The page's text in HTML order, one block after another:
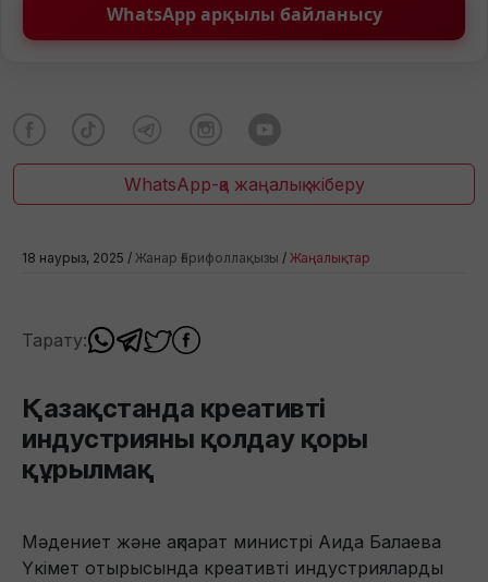
WhatsApp арқылы байланысу
WhatsApp-қа жаңалық жіберу
18 наурыз, 2025 / Жанар Ғарифоллақызы / Жаңалықтар
Тарату:
Қазақстанда креативті
индустрияны қолдау қоры
құрылмақ
Мәдениет және ақпарат министрі Аида Балаева
Үкімет отырысында креативті индустрияларды